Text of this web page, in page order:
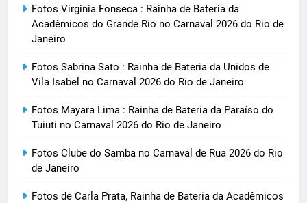
Fotos Virginia Fonseca : Rainha de Bateria da
Acadêmicos do Grande Rio no Carnaval 2026 do Rio de
Janeiro
Fotos Sabrina Sato : Rainha de Bateria da Unidos de
Vila Isabel no Carnaval 2026 do Rio de Janeiro
Fotos Mayara Lima : Rainha de Bateria da Paraíso do
Tuiuti no Carnaval 2026 do Rio de Janeiro
Fotos Clube do Samba no Carnaval de Rua 2026 do Rio
de Janeiro
Fotos de Carla Prata, Rainha de Bateria da Acadêmicos